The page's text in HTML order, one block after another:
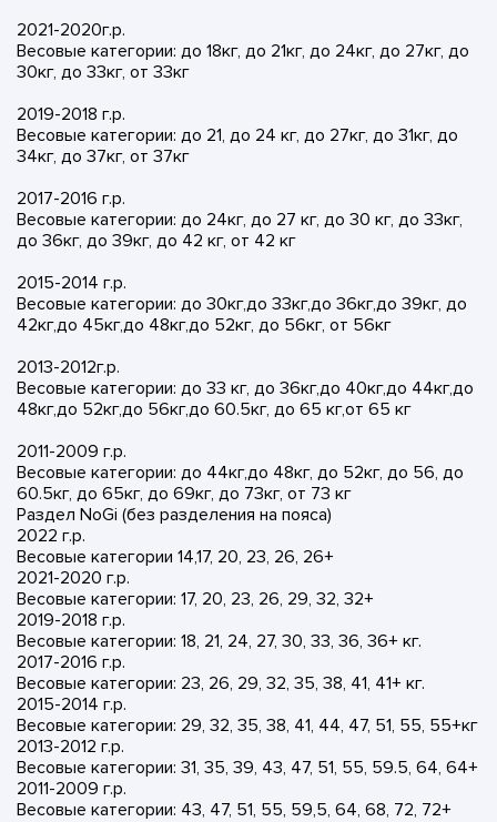
2021-2020г.р.
Весовые категории: до 18кг, до 21кг, до 24кг, до 27кг, до
30кг, до 33кг, от 33кг
2019-2018 г.р.
Весовые категории: до 21, до 24 кг, до 27кг, до 31кг, до
34кг, до 37кг, от 37кг
2017-2016 г.р.
Весовые категории: до 24кг, до 27 кг, до 30 кг, до 33кг,
до 36кг, до 39кг, до 42 кг, от 42 кг
2015-2014 г.р.
Весовые категории: до 30кг,до 33кг,до 36кг,до 39кг, до
42кг,до 45кг,до 48кг,до 52кг, до 56кг, от 56кг
2013-2012г.р.
Весовые категории: до 33 кг, до 36кг,до 40кг,до 44кг,до
48кг,до 52кг,до 56кг,до 60.5кг, до 65 кг,от 65 кг
2011-2009 г.р.
Весовые категории: до 44кг,до 48кг, до 52кг, до 56, до
60.5кг, до 65кг, до 69кг, до 73кг, от 73 кг
Раздел NoGi (без разделения на пояса)
2022 г.р.
Весовые категории 14,17, 20, 23, 26, 26+
2021-2020 г.р.
Весовые категории: 17, 20, 23, 26, 29, 32, 32+
2019-2018 г.р.
Весовые категории: 18, 21, 24, 27, 30, 33, 36, 36+ кг.
2017-2016 г.р.
Весовые категории: 23, 26, 29, 32, 35, 38, 41, 41+ кг.
2015-2014 г.р.
Весовые категории: 29, 32, 35, 38, 41, 44, 47, 51, 55, 55+кг
2013-2012 г.р.
Весовые категории: 31, 35, 39, 43, 47, 51, 55, 59.5, 64, 64+
2011-2009 г.р.
Весовые категории: 43, 47, 51, 55, 59,5, 64, 68, 72, 72+